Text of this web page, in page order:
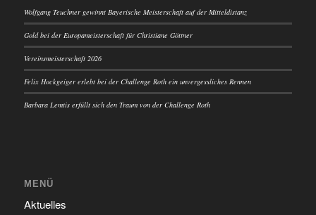
Wolfgang Teuchner gewinnt Bayerische Meisterschaft auf der Mitteldistanz
Gold bei der Europameisterschaft für Christiane Göttner
Vereinsmeisterschaft 2026
Felix Hockgeiger erlebt bei der Challenge Roth ein unvergessliches Rennen
Barbara Lemtis erfüllt sich den Traum von der Challenge Roth
MENÜ
Aktuelles